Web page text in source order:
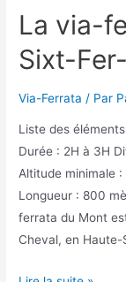
La via-
Sixt-
Via-Ferrata / Par
Liste des
Durée : 2H à 3H
Altitude minimale
Longueur : 800
ferrata du Mont
Cheval, en Haute-